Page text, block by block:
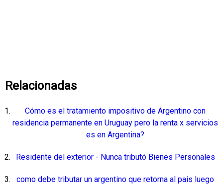
Relacionadas
Cómo es el tratamiento impositivo de Argentino con
residencia permanente en Uruguay pero la renta x servicios
es en Argentina?
Residente del exterior - Nunca tributó Bienes Personales
como debe tributar un argentino que retorna al pais luego